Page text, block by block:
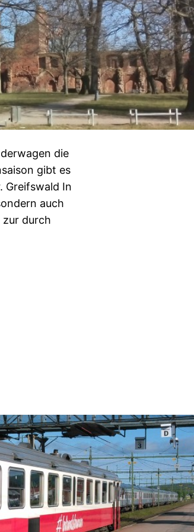
die
gibt es
Greifswald In
auch
zur durch